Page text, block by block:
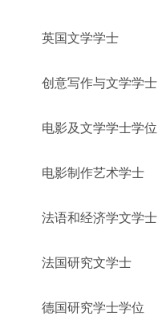
英国文学学士
创意写作与文学学士
电影及文学学士学位
电影制作艺术学士
法语和经济学文学士
法国研究文学士
德国研究学士学位